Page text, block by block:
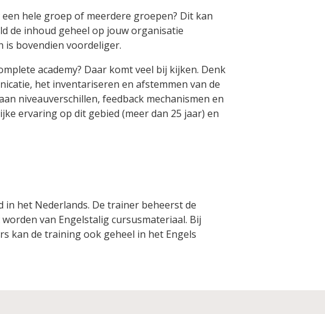
hele groep of meerdere groepen? Dit kan
de inhoud geheel op jouw organisatie
is bovendien voordeliger.
academy? Daar komt veel bij kijken. Denk
het inventariseren en afstemmen van de
niveauverschillen, feedback mechanismen en
ervaring op dit gebied (meer dan 25 jaar) en
het Nederlands. De trainer beheerst de
van Engelstalig cursusmateriaal. Bij
kan de training ook geheel in het Engels